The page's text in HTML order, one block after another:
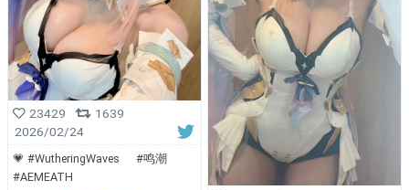
23429
1639
2026/02/24
💗 #WutheringWaves #鸣潮
#AEMEATH